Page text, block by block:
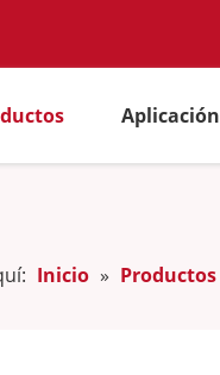
Aplicación
Inicio » Productos